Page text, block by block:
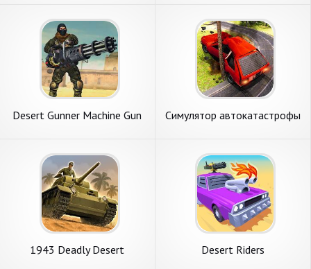
Desert Gunner Machine Gun
Симулятор автокатастрофы
1943 Deadly Desert Desert Riders